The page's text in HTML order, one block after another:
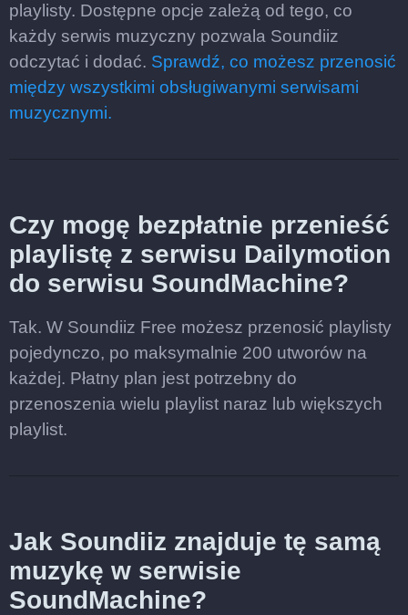
playlisty. Dostępne opcje zależą od tego, co
każdy serwis muzyczny pozwala Soundiiz
odczytać i dodać. Sprawdź, co możesz przenosić
między wszystkimi obsługiwanymi serwisami
muzycznymi.
Czy mogę bezpłatnie przenieść
playlistę z serwisu Dailymotion
do serwisu SoundMachine?
Tak. W Soundiiz Free możesz przenosić playlisty
pojedynczo, po maksymalnie 200 utworów na
każdej. Płatny plan jest potrzebny do
przenoszenia wielu playlist naraz lub większych
playlist.
Jak Soundiiz znajduje tę samą
muzykę w serwisie
SoundMachine?